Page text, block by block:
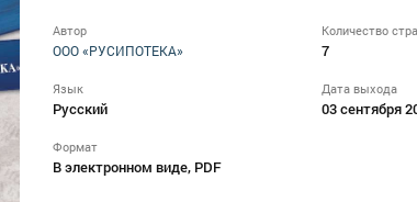
Автор
ООО «РУСИПОТЕКА»
Количество
7
Язык
Русский
Дата выхода
03 сентября
Формат
В электронном виде, PDF